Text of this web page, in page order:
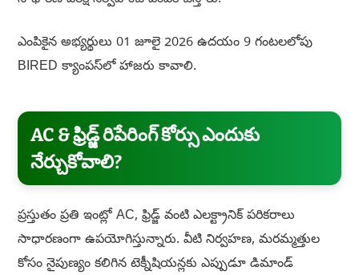
ఎంపికైన అభ్యర్థులు 01 జూలై 2026 ఉదయం 9 గంటలలోపు
BIRED క్యాంపస్‌లో హాజరు కావాలి.
AC & ఫ్రిడ్జ్ రిపేరింగ్ కోర్సు ఎందుకు
నేర్చుకోవాలి?
ప్రస్తుతం ప్రతి ఇంట్లో AC, ఫ్రిడ్జ్ వంటి ఎలక్ట్రానిక్ పరికరాలు
సాధారణంగా ఉపయోగిస్తున్నారు. వీటి నిర్వహణ, మరమ్మత్తుల
కోసం నైపుణ్యం కలిగిన టెక్నీషియన్లకు ఎప్పుడూ డిమాండ్